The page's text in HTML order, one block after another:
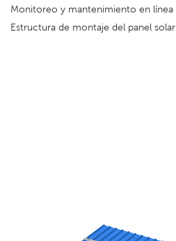
Monitoreo y mantenimiento en línea
Estructura de montaje del panel solar